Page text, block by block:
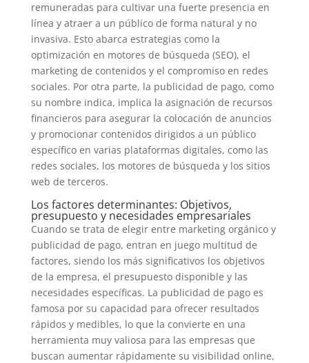
remuneradas para cultivar una fuerte presencia en
línea y atraer a un público de forma natural y no
invasiva. Esto abarca estrategias como la
optimización en motores de búsqueda (SEO), el
marketing de contenidos y el compromiso en redes
sociales. Por otra parte, la publicidad de pago, como
su nombre indica, implica la asignación de recursos
financieros para asegurar la colocación de anuncios
y promocionar contenidos dirigidos a un público
específico en varias plataformas digitales, como las
redes sociales, los motores de búsqueda y los sitios
web de terceros.
Los factores determinantes: Objetivos,
presupuesto y necesidades empresariales
Cuando se trata de elegir entre marketing orgánico y
publicidad de pago, entran en juego multitud de
factores, siendo los más significativos los objetivos
de la empresa, el presupuesto disponible y las
necesidades específicas. La publicidad de pago es
famosa por su capacidad para ofrecer resultados
rápidos y medibles, lo que la convierte en una
herramienta muy valiosa para las empresas que
buscan aumentar rápidamente su visibilidad online,